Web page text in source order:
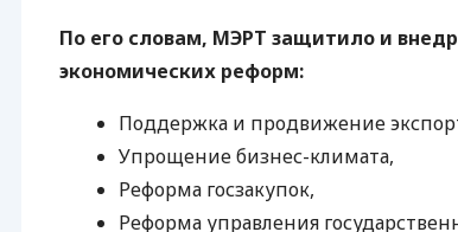
По его словам, МЭРТ защитило и
экономических реформ:
Поддержка и продвижение
Упрощение бизнес-климата,
Реформа госзакупок,
Реформа управления